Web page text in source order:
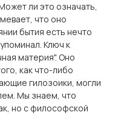
ли это означать,
что оно
бытия есть нечто
Ключ к
материя". Оно
как что-либо
гилозоики, могли
Мы знаем, что
но с философской